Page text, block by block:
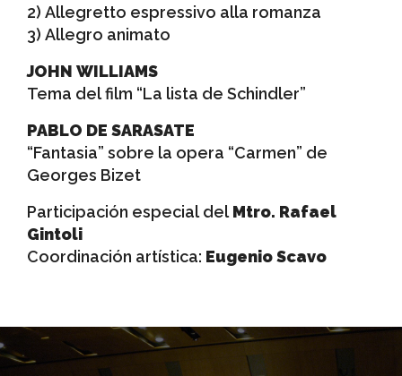
2) Allegretto espressivo alla romanza
3) Allegro animato
JOHN WILLIAMS
Tema del film “La lista de Schindler”
PABLO DE SARASATE
“Fantasia” sobre la opera “Carmen” de
Georges Bizet
Participación especial delMtro. Rafael
Gintoli
Coordinación artística: Eugenio Scavo